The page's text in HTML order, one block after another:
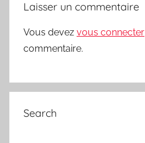
Laisser un commentaire
Vous devez vous connecter
commentaire.
Search